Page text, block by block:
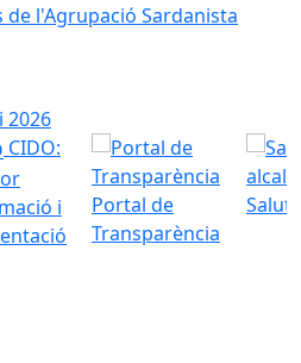
l'Agrupació Sardanista
CIDO:
i
Portal de
Transparència